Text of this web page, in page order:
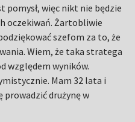
pomysł, więc nikt nie będzie
oczekiwań. Żartobliwie
szefom za to, że
Wiem, że taka stratega
względem wyników.
Mam 32 lata i
prowadzić drużynę w